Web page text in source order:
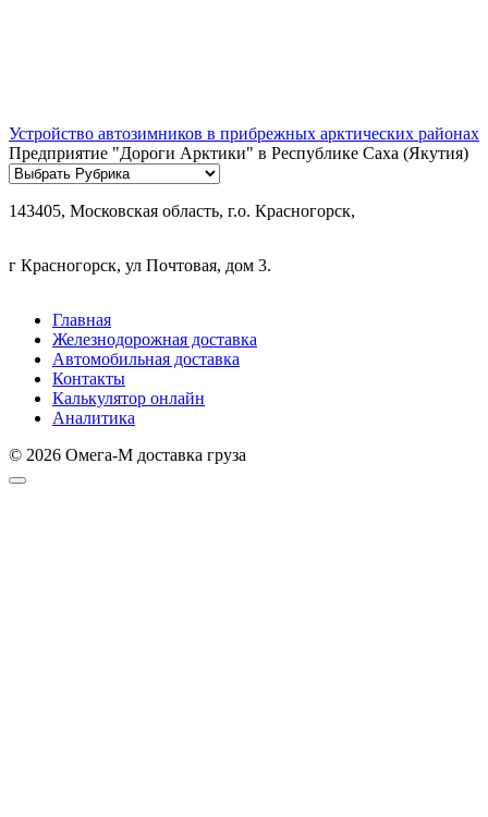
Устройство автозимников в прибрежных арктических районах
Предприятие "Дороги Арктики" в Республике Саха (Якутия)
Рубрики
143405, Московская область, г.о. Красногорск,
г Красногорск, ул Почтовая, дом 3.
Главная
Железнодорожная доставка
Автомобильная доставка
Контакты
Калькулятор онлайн
Аналитика
© 2026 Омега-М доставка груза